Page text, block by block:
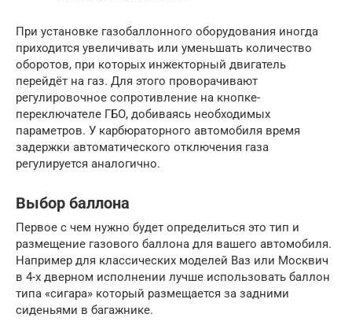
При установке газобаллонного оборудования иногда
приходится увеличивать или уменьшать количество
оборотов, при которых инжекторный двигатель
перейдёт на газ. Для этого проворачивают
регулировочное сопротивление на кнопке-
переключателе ГБО, добиваясь необходимых
параметров. У карбюраторного автомобиля время
задержки автоматического отключения газа
регулируется аналогично.
Выбор баллона
Первое с чем нужно будет определиться это тип и
размещение газового баллона для вашего автомобиля.
Например для классических моделей Ваз или Москвич
в 4-х дверном исполнении лучше использовать баллон
типа «сигара» который размещается за задними
сиденьями в багажнике.